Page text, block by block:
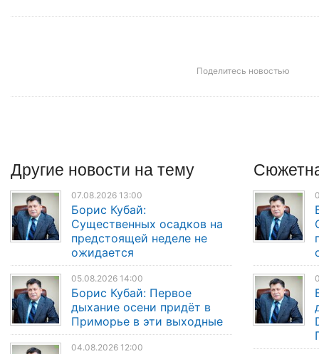
Поделитесь новостью
Другие новости на тему
07.08.2026 13:00
Борис Кубай:
Существенных осадков на
предстоящей неделе не
ожидается
05.08.2026 14:00
Борис Кубай: Первое
дыхание осени придёт в
Приморье в эти выходные
04.08.2026 12:00